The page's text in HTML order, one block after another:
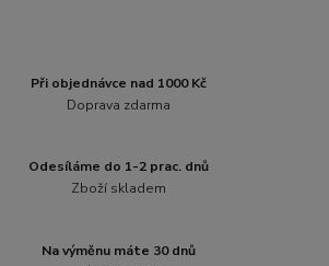
Při objednávce nad 1000 Kč
Doprava zdarma
Odesíláme do 1-2 prac. dnů
Zboží skladem
Na výměnu máte 30 dnů